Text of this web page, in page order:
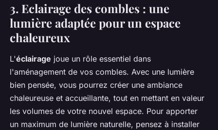
3. Eclairage des combles : une
lumière adaptée pour un espace
chaleureux
L'éclairage joue un rôle essentiel dans
l'aménagement de vos combles. Avec une lumière
bien pensée, vous pourrez créer une ambiance
chaleureuse et accueillante, tout en mettant en valeur
les volumes de votre nouvel espace. Pour apporter
un maximum de lumière naturelle, pensez à installer